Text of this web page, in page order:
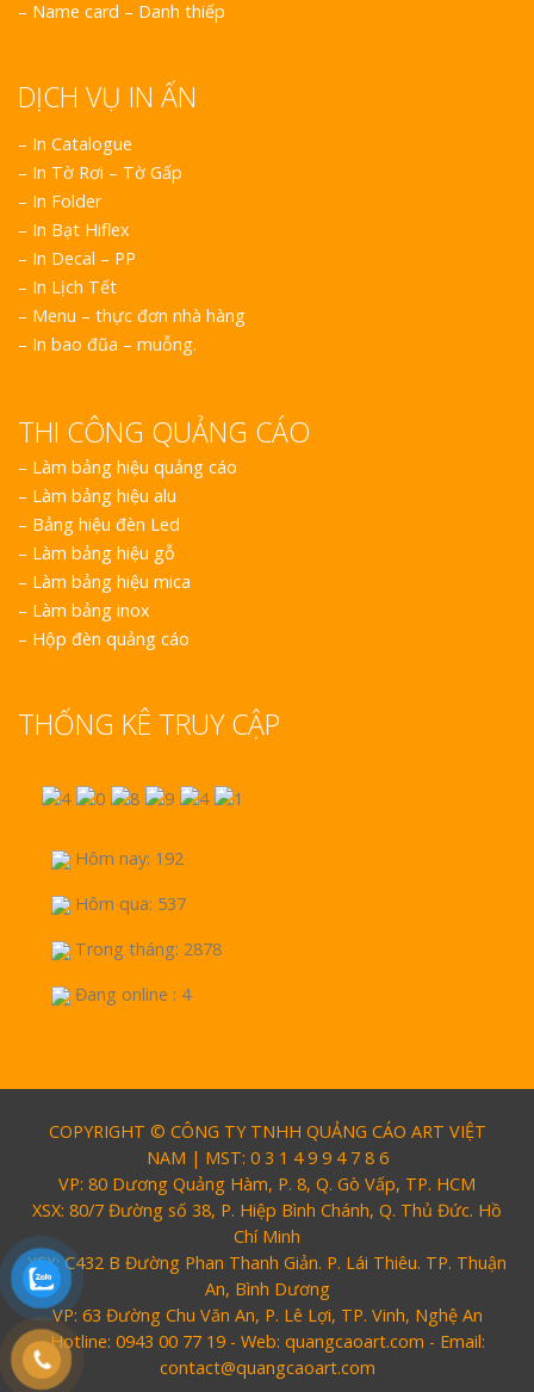
– Name card – Danh thiếp
DỊCH VỤ IN ẤN
– In Catalogue
– In Tờ Rơi – Tờ Gấp
– In Folder
– In Bạt Hiflex
– In Decal – PP
– In Lịch Tết
– Menu – thực đơn nhà hàng
– In bao đũa – muỗng.
THI CÔNG QUẢNG CÁO
– Làm bảng hiệu quảng cáo
– Làm bảng hiệu alu
– Bảng hiệu đèn Led
– Làm bảng hiệu gỗ
– Làm bảng hiệu mica
– Làm bảng inox
– Hộp đèn quảng cáo
THỐNG KÊ TRUY CẬP
Hôm nay: 192
Hôm qua: 537
Trong tháng: 2878
Đang online : 4
COPYRIGHT © CÔNG TY TNHH QUẢNG CÁO ART VIỆT
NAM | MST: 0 3 1 4 9 9 4 7 8 6
VP: 80 Dương Quảng Hàm, P. 8, Q. Gò Vấp, TP. HCM
XSX: 80/7 Đường số 38, P. Hiệp Bình Chánh, Q. Thủ Đức. Hồ
Chí Minh
XSX: C432 B Đường Phan Thanh Giản. P. Lái Thiêu. TP. Thuận
An, Bình Dương
VP: 63 Đường Chu Văn An, P. Lê Lợi, TP. Vinh, Nghệ An
Hotline: 0943 00 77 19 - Web: quangcaoart.com - Email:
contact@quangcaoart.com